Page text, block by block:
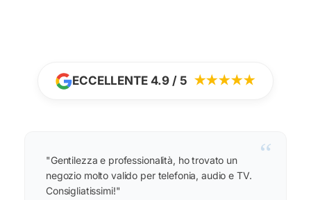
ECCELLENTE 4.9 / 5 ★★★★★
“
"Gentilezza e professionalità, ho trovato un
negozio molto valido per telefonia, audio e TV.
Consigliatissimi!"